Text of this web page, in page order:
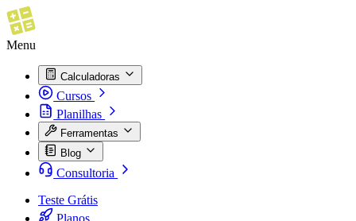
Menu
Calculadoras
Cursos
Planilhas
Ferramentas
Blog
Consultoria
Teste Grátis
Planos